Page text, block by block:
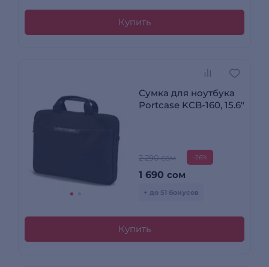
Купить
Сумка для ноутбука
Portcase KCB-160, 15.6"
2 290 сом -26%
1 690 сом
+ до 51 бонусов
Купить